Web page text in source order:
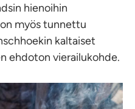
hienoihin
myös tunnettu
kaltaiset
ehdoton vierailukohde.